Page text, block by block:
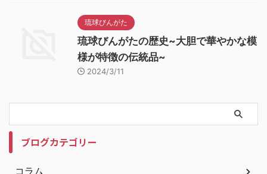
琉球びんがた
琉球びんがたの歴史~大胆で華やかな模
様が特徴の伝統品~
2024/3/11
ブログカテゴリー
コラム